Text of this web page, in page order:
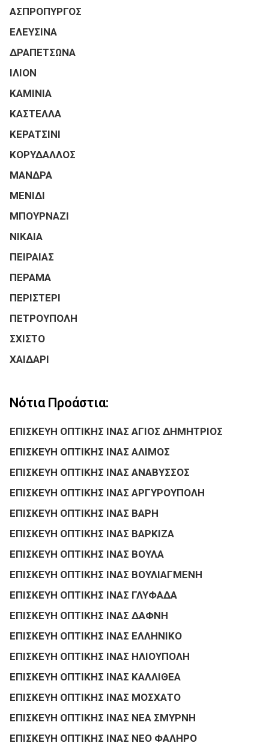
ΑΣΠΡΟΠΥΡΓΟΣ
ΕΛΕΥΣΙΝΑ
ΔΡΑΠΕΤΣΩΝΑ
ΙΛΙΟΝ
ΚΑΜΙΝΙΑ
ΚΑΣΤΕΛΛΑ
ΚΕΡΑΤΣΙΝΙ
ΚΟΡΥΔΑΛΛΟΣ
ΜΑΝΔΡΑ
ΜΕΝΙΔΙ
ΜΠΟΥΡΝΑΖΙ
ΝΙΚΑΙΑ
ΠΕΙΡΑΙΑΣ
ΠΕΡΑΜΑ
ΠΕΡΙΣΤΕΡΙ
ΠΕΤΡΟΥΠΟΛΗ
ΣΧΙΣΤΟ
ΧΑΙΔΑΡΙ
Νότια Προάστια:
ΕΠΙΣΚΕΥΗ ΟΠΤΙΚΗΣ ΙΝΑΣ ΑΓΙΟΣ ΔΗΜΗΤΡΙΟΣ
ΕΠΙΣΚΕΥΗ ΟΠΤΙΚΗΣ ΙΝΑΣ ΑΛΙΜΟΣ
ΕΠΙΣΚΕΥΗ ΟΠΤΙΚΗΣ ΙΝΑΣ ΑΝΑΒΥΣΣΟΣ
ΕΠΙΣΚΕΥΗ ΟΠΤΙΚΗΣ ΙΝΑΣ ΑΡΓΥΡΟΥΠΟΛΗ
ΕΠΙΣΚΕΥΗ ΟΠΤΙΚΗΣ ΙΝΑΣ ΒΑΡΗ
ΕΠΙΣΚΕΥΗ ΟΠΤΙΚΗΣ ΙΝΑΣ ΒΑΡΚΙΖΑ
ΕΠΙΣΚΕΥΗ ΟΠΤΙΚΗΣ ΙΝΑΣ ΒΟΥΛΑ
ΕΠΙΣΚΕΥΗ ΟΠΤΙΚΗΣ ΙΝΑΣ ΒΟΥΛΙΑΓΜΕΝΗ
ΕΠΙΣΚΕΥΗ ΟΠΤΙΚΗΣ ΙΝΑΣ ΓΛΥΦΑΔΑ
ΕΠΙΣΚΕΥΗ ΟΠΤΙΚΗΣ ΙΝΑΣ ΔΑΦΝΗ
ΕΠΙΣΚΕΥΗ ΟΠΤΙΚΗΣ ΙΝΑΣ ΕΛΛΗΝΙΚΟ
ΕΠΙΣΚΕΥΗ ΟΠΤΙΚΗΣ ΙΝΑΣ ΗΛΙΟΥΠΟΛΗ
ΕΠΙΣΚΕΥΗ ΟΠΤΙΚΗΣ ΙΝΑΣ ΚΑΛΛΙΘΕΑ
ΕΠΙΣΚΕΥΗ ΟΠΤΙΚΗΣ ΙΝΑΣ ΜΟΣΧΑΤΟ
ΕΠΙΣΚΕΥΗ ΟΠΤΙΚΗΣ ΙΝΑΣ ΝΕΑ ΣΜΥΡΝΗ
ΕΠΙΣΚΕΥΗ ΟΠΤΙΚΗΣ ΙΝΑΣ ΝΕΟ ΦΑΛΗΡΟ